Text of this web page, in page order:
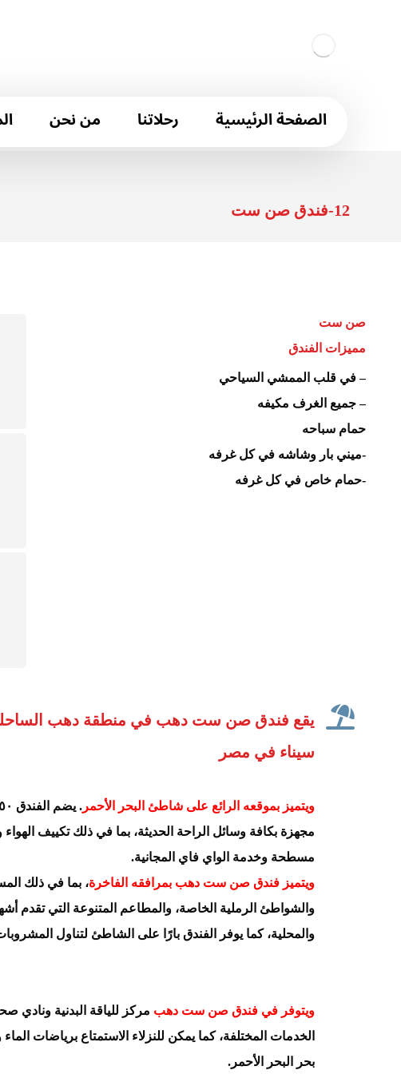
الصفحة الرئيسية رحلاتنا من نحن
12-فندق صن ست
صن ست
مميزات الفندق
– في قلب الممشي السياحي
– جميع الغرف مكيفه
حمام سباحه
-ميني بار وشاشه في كل غرفه
-حمام خاص في كل غرفه
يقع فندق صن ست دهب في منطقة دهب
سيناء في مصر
ويتميز بموقعه الرائع على شاطئ البحر الأحمر
مجهزة بكافة وسائل الراحة الحديثة، بما في ذلك تكييف
مسطحة وخدمة الواي فاي المجانية.
ويتميز فندق صن ست دهب بمرافقه الفاخرة، بما في ذلك
والشواطئ الرملية الخاصة، والمطاعم المتنوعة التي تقدم
والمحلية، كما يوفر الفندق بارًا على الشاطئ لتناول
ويتوفر في فندق صن ست دهب مركز للياقة البدنية ونادي
الخدمات المختلفة، كما يمكن للنزلاء الاستمتاع برياضات
بحر البحر الأحمر.